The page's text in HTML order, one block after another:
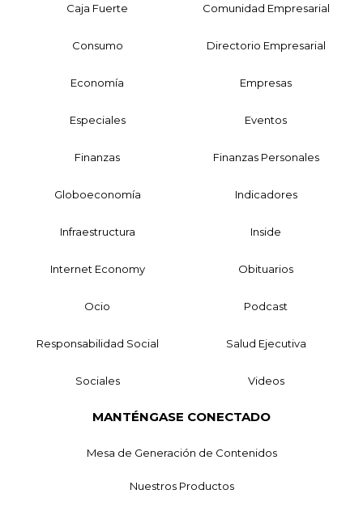
Caja Fuerte Comunidad Empresarial
Consumo Directorio Empresarial
Economía Empresas
Especiales Eventos
Finanzas Finanzas Personales
Globoeconomía Indicadores
Infraestructura Inside
Internet Economy Obituarios
Ocio Podcast
Responsabilidad Social Salud Ejecutiva
Sociales Videos
MANTÉNGASE CONECTADO
Mesa de Generación de Contenidos
Nuestros Productos